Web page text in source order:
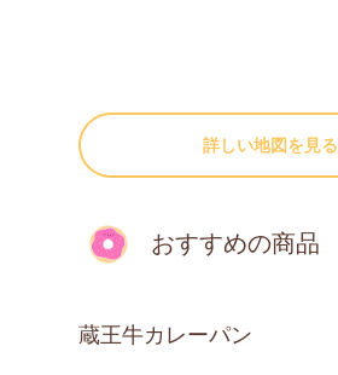
詳しい地図を見る
おすすめの商品
蔵王牛カレーパン